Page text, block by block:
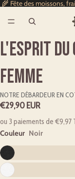
🌾 Fête des moissons,
L'esprit
femme
NOTRE DÉBARDEUR EN
€29,90 EUR
ou 3 paiements de €9,97
Couleur Noir